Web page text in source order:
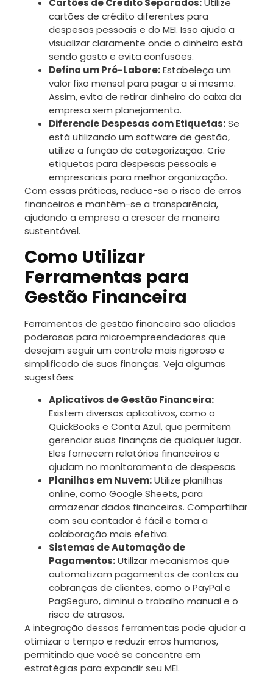
Cartões de Crédito Separados:Utilize
cartões de crédito diferentes para
despesas pessoais e do MEI. Isso ajuda a
visualizar claramente onde o dinheiro está
sendo gasto e evita confusões.
Defina um Pró-Labore:Estabeleça um
valor fixo mensal para pagar a si mesmo.
Assim, evita de retirar dinheiro do caixa da
empresa sem planejamento.
Diferencie Despesas com Etiquetas:Se
está utilizando um software de gestão,
utilize a função de categorização. Crie
etiquetas para despesas pessoais e
empresariais para melhor organização.
Com essas práticas, reduce-se o risco de erros
financeiros e mantém-se a transparência,
ajudando a empresa a crescer de maneira
sustentável.
Como Utilizar
Ferramentas para
Gestão Financeira
Ferramentas de gestão financeira são aliadas
poderosas para microempreendedores que
desejam seguir um controle mais rigoroso e
simplificado de suas finanças. Veja algumas
sugestões:
Aplicativos de Gestão Financeira:
Existem diversos aplicativos, como o
QuickBooks e Conta Azul, que permitem
gerenciar suas finanças de qualquer lugar.
Eles fornecem relatórios financeiros e
ajudam no monitoramento de despesas.
Planilhas em Nuvem:Utilize planilhas
online, como Google Sheets, para
armazenar dados financeiros. Compartilhar
com seu contador é fácil e torna a
colaboração mais efetiva.
Sistemas de Automação de
Pagamentos:Utilizar mecanismos que
automatizam pagamentos de contas ou
cobranças de clientes, como o PayPal e
PagSeguro, diminui o trabalho manual e o
risco de atrasos.
A integração dessas ferramentas pode ajudar a
otimizar o tempo e reduzir erros humanos,
permitindo que você se concentre em
estratégias para expandir seu MEI.